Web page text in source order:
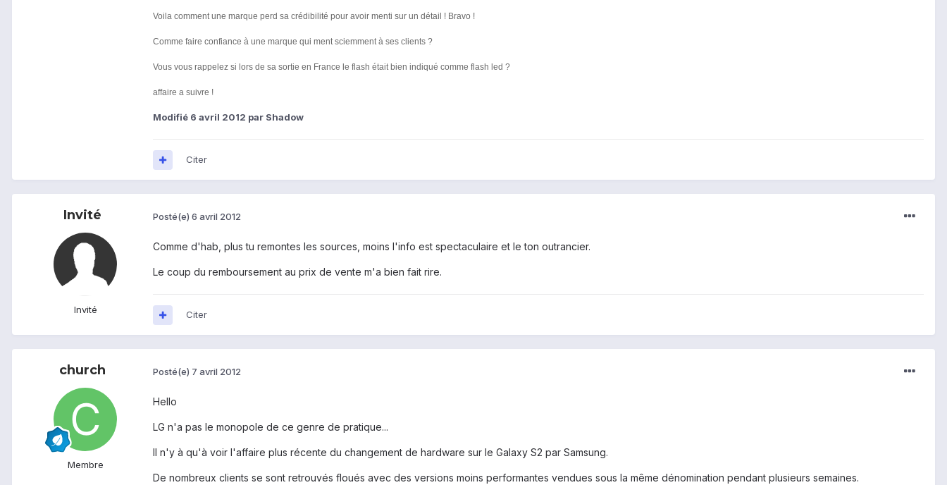
Voila comment une marque perd sa crédibilité pour avoir menti sur un détail ! Bravo !
Comme faire confiance à une marque qui ment sciemment à ses clients ?
Vous vous rappelez si lors de sa sortie en France le flash était bien indiqué comme flash led ?
affaire a suivre !
Modifié 6 avril 2012 par Shadow
Citer
Invité
Invité
Posté(e) 6 avril 2012
Comme d'hab, plus tu remontes les sources, moins l'info est spectaculaire et le ton outrancier.
Le coup du remboursement au prix de vente m'a bien fait rire.
Citer
church
Membre
Posté(e) 7 avril 2012
Hello
LG n'a pas le monopole de ce genre de pratique...
Il n'y à qu'à voir l'affaire plus récente du changement de hardware sur le Galaxy S2 par Samsung.
De nombreux clients se sont retrouvés floués avec des versions moins performantes vendues sous la même dénomination pendant plusieurs semaines.